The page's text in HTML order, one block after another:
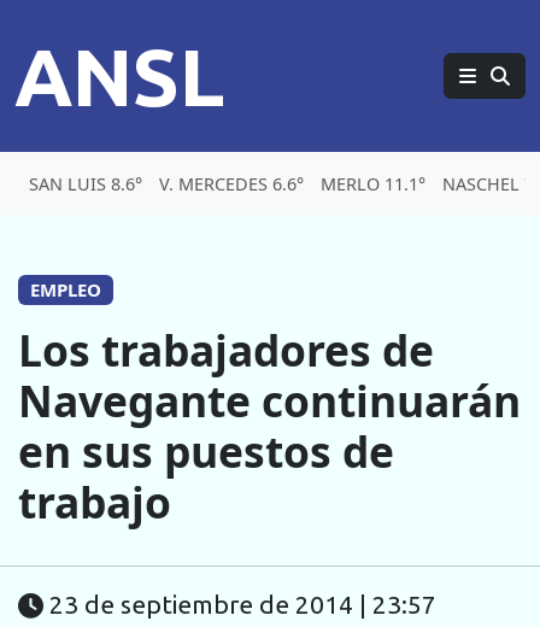
ANSL
SAN LUIS 8.6° V. MERCEDES 6.6° MERLO 11.1° NASCHEL
EMPLEO
Los trabajadores de
Navegante continuarán
en sus puestos de
trabajo
23 de septiembre de 2014 | 23:57